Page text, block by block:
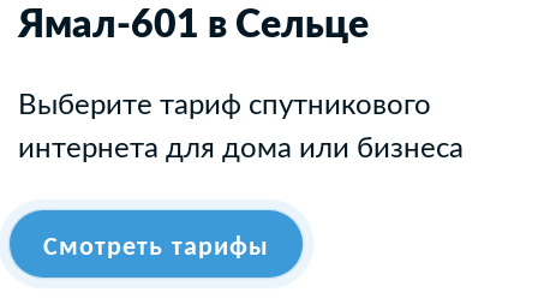
Ямал-601 в Сельце
Выберите тариф спутникового
интернета для дома или бизнеса
Смотреть тарифы